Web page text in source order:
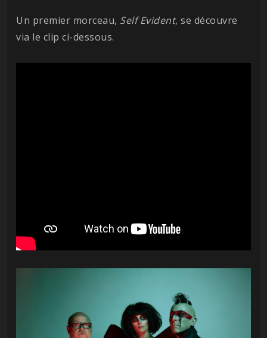
Un premier morceau, Self Evident, se découvre
via le clip ci-dessous.